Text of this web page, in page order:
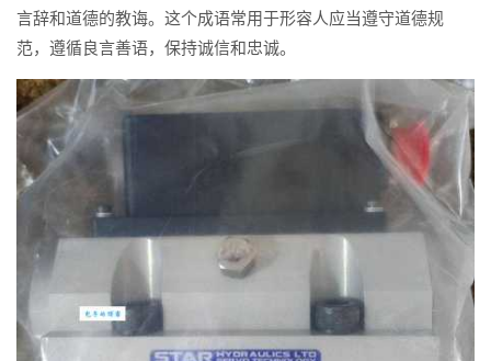
言辞和道德的教诲。这个成语常用于形容人应当遵守道德规
范，遵循良言善语，保持诚信和忠诚。